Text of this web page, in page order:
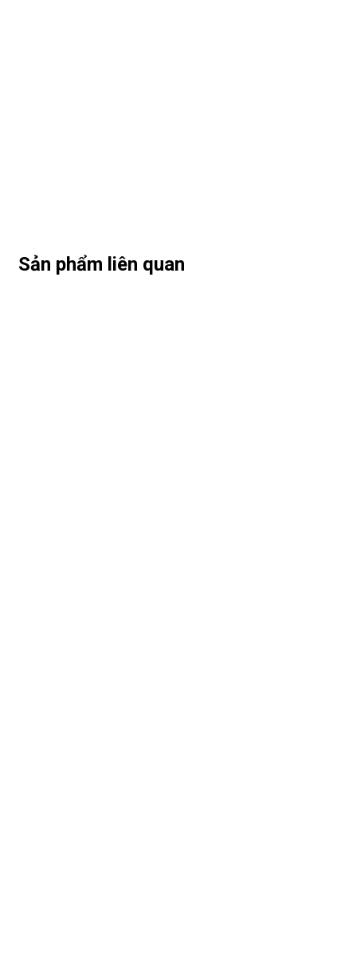
Sản phẩm liên quan